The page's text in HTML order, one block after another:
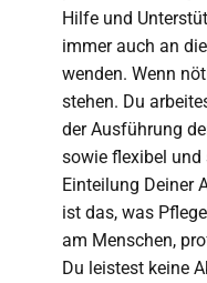
Hilfe und
immer auch an
wenden. Wenn
stehen. Du
der Ausführung
sowie flexibel
Einteilung Deiner
ist das, was
am Menschen,
Du leistest keine